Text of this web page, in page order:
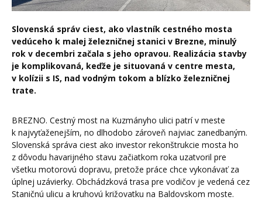
Slovenská správ ciest, ako vlastník cestného mosta
vedúceho k malej železničnej stanici v Brezne, minulý
rok v decembri začala s jeho opravou. Realizácia stavby
je komplikovaná, keďže je situovaná v centre mesta,
v kolízii s IS, nad vodným tokom a blízko železničnej
trate.
BREZNO. Cestný most na Kuzmányho ulici patrí v meste
k najvyťaženejším, no dlhodobo zároveň najviac zanedbaným.
Slovenská správa ciest ako investor rekonštrukcie mosta ho
z dôvodu havarijného stavu začiatkom roka uzatvoril pre
všetku motorovú dopravu, pretože práce chce vykonávať za
úplnej uzávierky. Obchádzková trasa pre vodičov je vedená cez
Staničnú ulicu a kruhovú križovatku na Baldovskom moste.